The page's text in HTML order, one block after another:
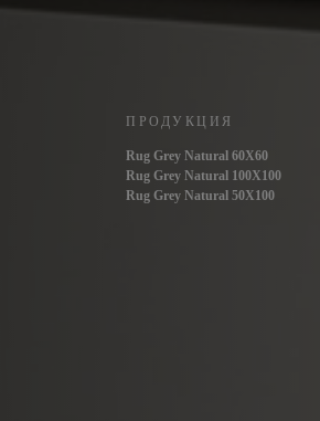
ПРОДУКЦИЯ
Rug Grey Natural 60X60
Rug Grey Natural 100X100
Rug Grey Natural 50X100